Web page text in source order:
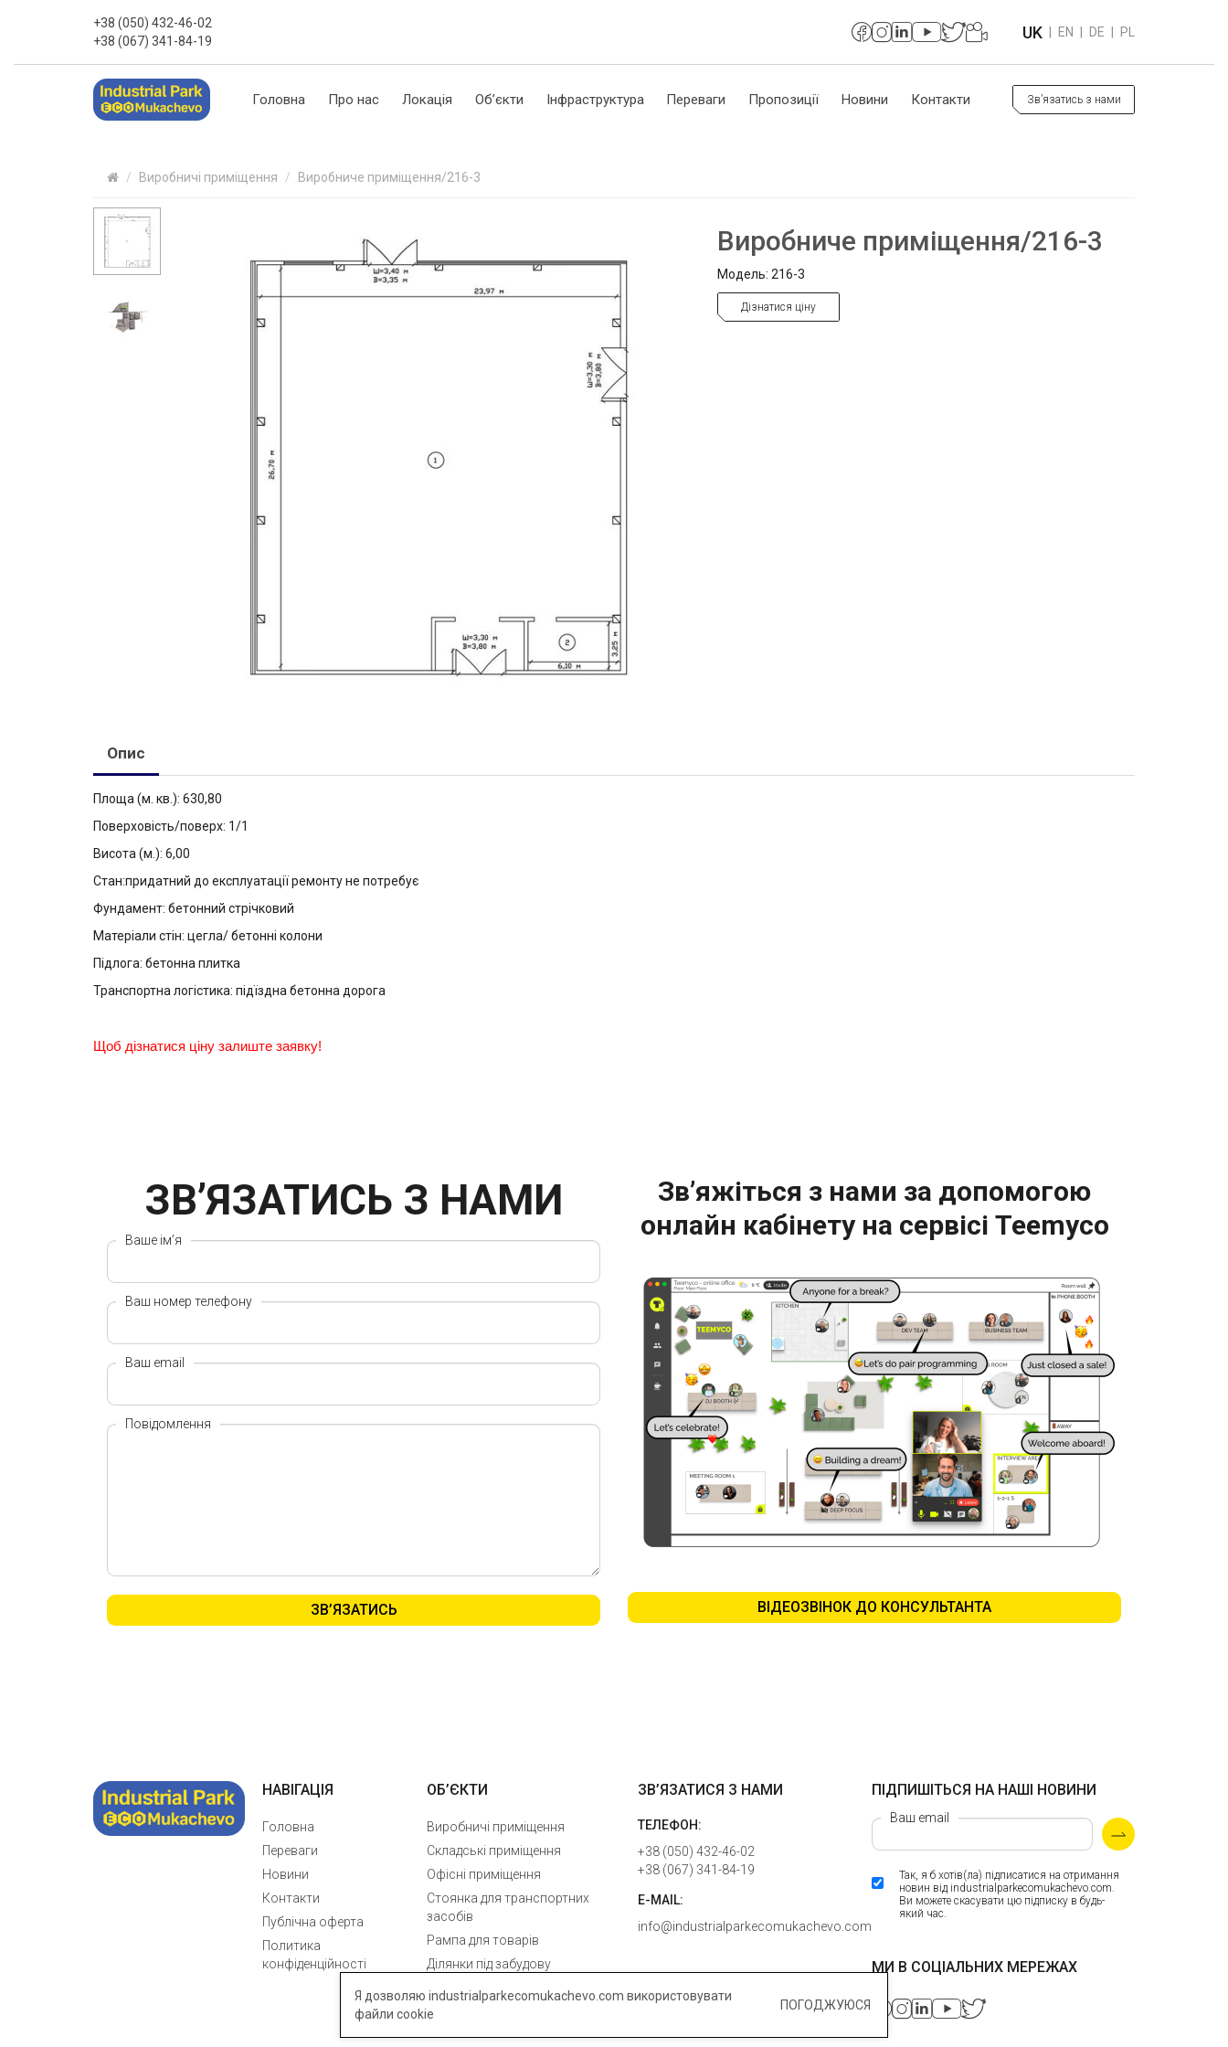
+38 (050) 432-46-02
+38 (067) 341-84-19
UK EN DE PL
Головна Про нас Локація Об’єкти Інфраструктура Переваги Пропозиції Новини Контакти Зв’язатись з нами
Виробничі приміщення Виробниче приміщення/216-3
Виробниче приміщення/216-3
Модель: 216-3
Дізнатися ціну
Опис
Площа (м. кв.): 630,80
Поверховість/поверх: 1/1
Висота (м.): 6,00
Стан:придатний до експлуатації ремонту не потребує
Фундамент: бетонний стрічковий
Матеріали стін: цегла/ бетонні колони
Підлога: бетонна плитка
Транспортна логістика: підїздна бетонна дорога
Щоб дізнатися ціну залиште заявку!
ЗВ’ЯЗАТИСЬ З НАМИ
Ваше ім’я
Ваш номер телефону
Ваш email
Повідомлення
ЗВ’ЯЗАТИСЬ
Зв’яжіться з нами за допомогою
онлайн кабінету на сервісі Teemyco
ВІДЕОЗВІНОК ДО КОНСУЛЬТАНТА
НАВІГАЦІЯ
Головна
Переваги
Новини
Контакти
Публічна оферта
Политика
конфіденційності
ОБ’ЄКТИ
Виробничі приміщення
Складські приміщення
Офісні приміщення
Стоянка для транспортних
засобів
Рампа для товарів
Ділянки під забудову
ЗВ’ЯЗАТИСЯ З НАМИ
ТЕЛЕФОН:
+38 (050) 432-46-02
+38 (067) 341-84-19
E-MAIL:
info@industrialparkecomukachevo.com
ПІДПИШІТЬСЯ НА НАШІ НОВИНИ
Ваш email
Так, я б хотів(ла) підписатися на отримання
новин від industrialparkecomukachevo.com.
Ви можете скасувати цю підписку в будь-
який час.
МИ В СОЦІАЛЬНИХ МЕРЕЖАХ
Я дозволяю industrialparkecomukachevo.com використовувати
файли cookie
ПОГОДЖУЮСЯ